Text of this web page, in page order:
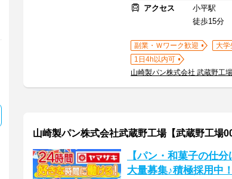
アクセス
小平駅
徒歩15分
副業・Ｗワーク歓迎 大学
1日4h以内可
山崎製パン株式会社 武蔵野工
山崎製パン株式会社武蔵野工場【武蔵野工場
【パン・和菓子の仕
大量募集♪積極採用中！